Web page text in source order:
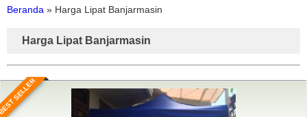
Beranda » Harga Lipat Banjarmasin
Harga Lipat Banjarmasin
SELLER